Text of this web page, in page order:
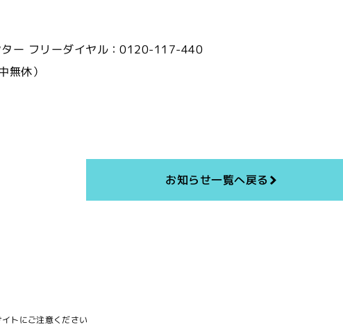
ター フリーダイヤル：0120-117-440
休）
お知らせ一覧へ戻る
トにご注意ください